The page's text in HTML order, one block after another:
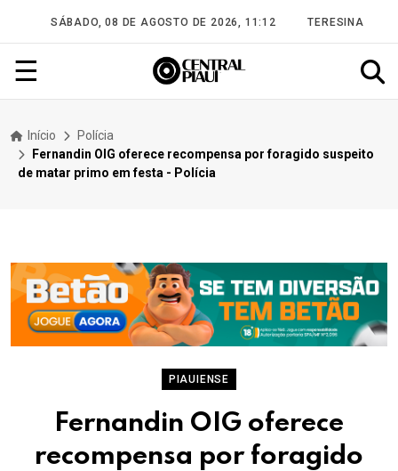
SÁBADO, 08 DE AGOSTO DE 2026, 11:12 TERESINA
☰
Início
Polícia
Fernandin OIG oferece recompensa por foragido suspeito
de matar primo em festa - Polícia
PIAUIENSE
Fernandin OIG oferece
recompensa por foragido